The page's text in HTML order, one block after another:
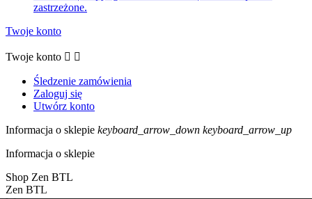
zastrzeżone.
Twoje konto
Twoje konto  
Śledzenie zamówienia
Zaloguj się
Utwórz konto
Informacja o sklepie keyboard_arrow_down keyboard_arrow_up
Informacja o sklepie
Shop Zen BTL
Zen BTL